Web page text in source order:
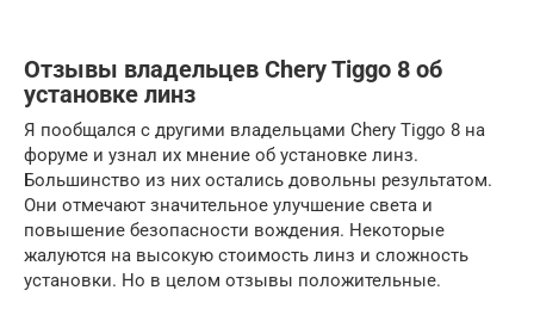
Отзывы владельцев Chery Tiggo 8 об
установке линз
Я пообщался с другими владельцами Chery Tiggo 8 на
форуме и узнал их мнение об установке линз.
Большинство из них остались довольны результатом.
Они отмечают значительное улучшение света и
повышение безопасности вождения. Некоторые
жалуются на высокую стоимость линз и сложность
установки. Но в целом отзывы положительные.